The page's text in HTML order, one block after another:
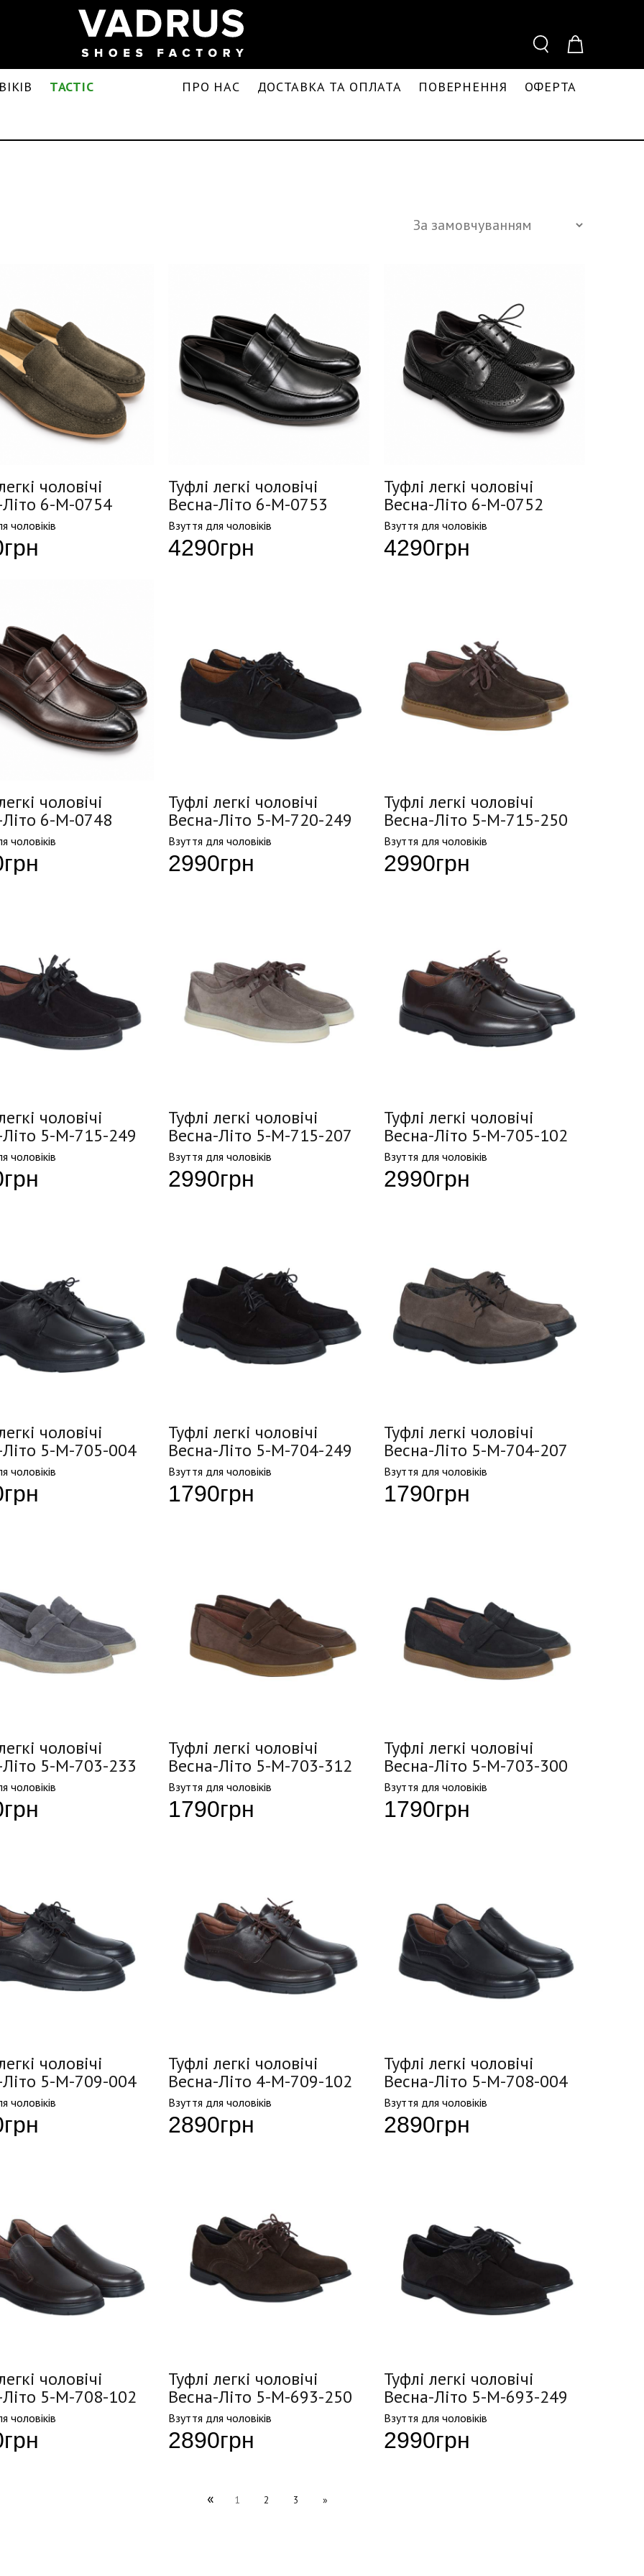
TACTIC ПРО НАС ДОСТАВКА ТА ОПЛАТА ПОВЕРНЕННЯ ОФЕРТА
чоловічі
6-M-0754
чоловіків
грн
Туфлі легкі чоловічі
Весна-Літо 6-M-0753
Взуття для чоловіків
4290грн
Туфлі легкі чоловічі
Весна-Літо 6-M-0752
Взуття для чоловіків
4290грн
чоловічі
6-M-0748
чоловіків
грн
Туфлі легкі чоловічі
Весна-Літо 5-M-720-249
Взуття для чоловіків
2990грн
Туфлі легкі чоловічі
Весна-Літо 5-M-715-250
Взуття для чоловіків
2990грн
чоловічі
5-M-715-249
чоловіків
грн
Туфлі легкі чоловічі
Весна-Літо 5-M-715-207
Взуття для чоловіків
2990грн
Туфлі легкі чоловічі
Весна-Літо 5-M-705-102
Взуття для чоловіків
2990грн
чоловічі
5-M-705-004
чоловіків
грн
Туфлі легкі чоловічі
Весна-Літо 5-M-704-249
Взуття для чоловіків
1790грн
Туфлі легкі чоловічі
Весна-Літо 5-M-704-207
Взуття для чоловіків
1790грн
чоловічі
5-M-703-233
чоловіків
грн
Туфлі легкі чоловічі
Весна-Літо 5-M-703-312
Взуття для чоловіків
1790грн
Туфлі легкі чоловічі
Весна-Літо 5-M-703-300
Взуття для чоловіків
1790грн
чоловічі
5-M-709-004
чоловіків
грн
Туфлі легкі чоловічі
Весна-Літо 4-M-709-102
Взуття для чоловіків
2890грн
Туфлі легкі чоловічі
Весна-Літо 5-M-708-004
Взуття для чоловіків
2890грн
чоловічі
5-M-708-102
чоловіків
грн
Туфлі легкі чоловічі
Весна-Літо 5-M-693-250
Взуття для чоловіків
2890грн
Туфлі легкі чоловічі
Весна-Літо 5-M-693-249
Взуття для чоловіків
2990грн
« 1 2 3 »